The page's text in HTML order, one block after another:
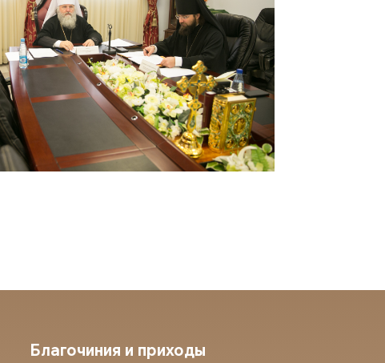
Благочиния и приходы